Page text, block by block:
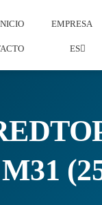
EMPRESA
ES